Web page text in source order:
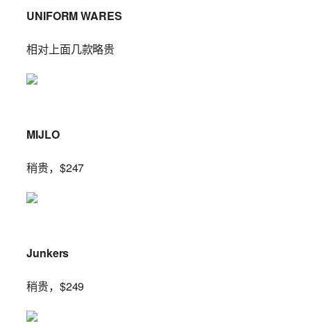
UNIFORM WARES
相对上面几款略贵
MIJLO
稍贵，$247
Junkers
稍贵，$249